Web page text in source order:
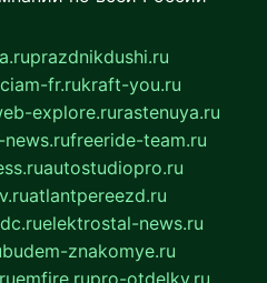
prazdnikdushi.ru
ciam-fr.rukraft-you.ru
explore.rurastenuya.ru
freeride-team.ru
autostudiopro.ru
atlantpereezd.ru
elektrostal-news.ru
budem-znakomye.ru
emfire.rupro-otdelky.ru